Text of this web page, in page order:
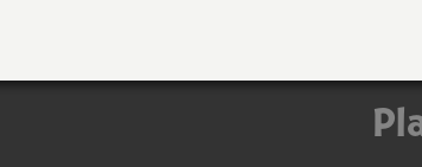
e